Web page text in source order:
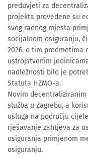
preduvjeti za
projekta provedene su
svog radnog mjesta
socijalnom osiguranju,
2026. o tim predmetima
ustrojstvenim
nadležnosti bilo je
Statuta HZMO-a.
Novim
služba u Zagrebu, a
usluga na području
rješavanje zahtjeva za
osiguranja primjenom
osiguranju.